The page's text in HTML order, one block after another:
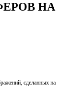
НА
сделанных на